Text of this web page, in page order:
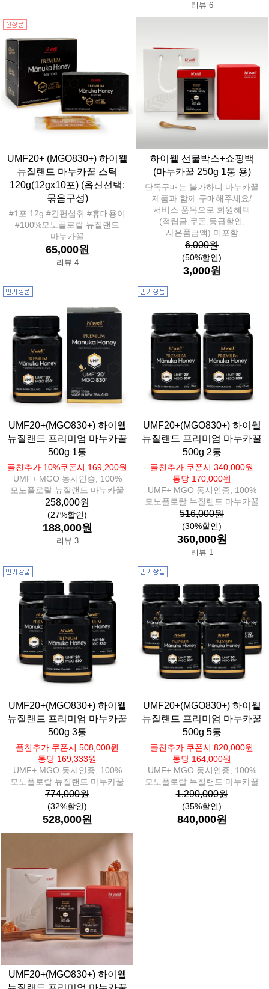
리뷰 6
UMF20+ (MGO830+) 하이웰
뉴질랜드 마누카꿀 스틱
120g(12gx10포) (옵션선택:
묶음구성)
#1포 12g #간편섭취 #휴대용이
#100%모노플로랄 뉴질랜드
마누카꿀
65,000원
리뷰 4
하이웰 선물박스+쇼핑백
(마누카꿀 250g 1통 용)
단독구매는 불가하니 마누카꿀
제품과 함께 구매해주세요/
서비스 품목으로 회원혜택
(적립금,쿠폰,등급할인,
사은품금액) 미포함
6,000원
(50%할인)
3,000원
UMF20+(MGO830+) 하이웰
뉴질랜드 프리미엄 마누카꿀
500g 1통
플친추가 10%쿠폰시 169,200원
UMF+ MGO 동시인증, 100%
모노플로랄 뉴질랜드 마누카꿀
258,000원
(27%할인)
188,000원
리뷰 3
UMF20+(MGO830+) 하이웰
뉴질랜드 프리미엄 마누카꿀
500g 2통
플친추가 쿠폰시 340,000원
통당 170,000원
UMF+ MGO 동시인증, 100%
모노플로랄 뉴질랜드 마누카꿀
516,000원
(30%할인)
360,000원
리뷰 1
UMF20+(MGO830+) 하이웰
뉴질랜드 프리미엄 마누카꿀
500g 3통
플친추가 쿠폰시 508,000원
통당 169,333원
UMF+ MGO 동시인증, 100%
모노플로랄 뉴질랜드 마누카꿀
774,000원
(32%할인)
528,000원
UMF20+(MGO830+) 하이웰
뉴질랜드 프리미엄 마누카꿀
500g 5통
플친추가 쿠폰시 820,000원
통당 164,000원
UMF+ MGO 동시인증, 100%
모노플로랄 뉴질랜드 마누카꿀
1,290,000원
(35%할인)
840,000원
UMF20+(MGO830+) 하이웰